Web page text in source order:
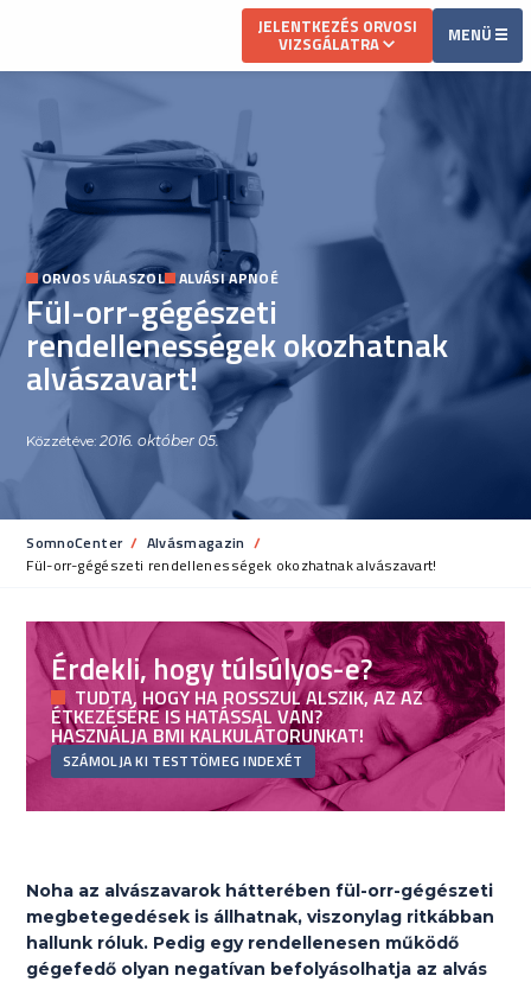
JELENTKEZÉS ORVOSI
VIZSGÁLATRA MENÜ
ORVOS VÁLASZOL ALVÁSI APNOÉ
Fül-orr-gégészeti
rendellenességek okozhatnak
alvászavart!
Közzétéve:2016. október 05.
SomnoCenter
Alvásmagazin
Current:
Fül-orr-gégészeti rendellenességek okozhatnak alvászavart!
Érdekli, hogy túlsúlyos-e?
TUDTA, HOGY HA ROSSZUL ALSZIK, AZ AZ
ÉTKEZÉSÉRE IS HATÁSSAL VAN?
HASZNÁLJA BMI KALKULÁTORUNKAT!
SZÁMOLJA KI TESTTÖMEG INDEXÉT
Noha az alvászavarok hátterében fül-orr-gégészeti
megbetegedések is állhatnak, viszonylag ritkábban
hallunk róluk. Pedig egy rendellenesen működő
gégefedő olyan negatívan befolyásolhatja az alvás